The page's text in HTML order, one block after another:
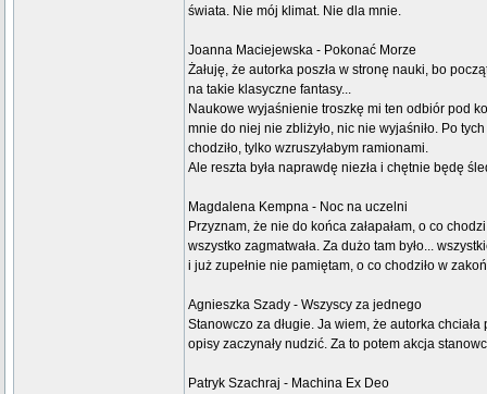
świata. Nie mój klimat. Nie dla mnie.
Joanna Maciejewska - Pokonać Morze
Żałuję, że autorka poszła w stronę nauki, bo
na takie klasyczne fantasy...
Naukowe wyjaśnienie troszkę mi ten odbiór pod
mnie do niej nie zbliżyło, nic nie wyjaśniło. Po
chodziło, tylko wzruszyłabym ramionami.
Ale reszta była naprawdę niezła i chętnie będę
Magdalena Kempna - Noc na uczelni
Przyznam, że nie do końca załapałam, o co
wszystko zagmatwała. Za dużo tam było...
i już zupełnie nie pamiętam, o co chodziło w
Agnieszka Szady - Wszyscy za jednego
Stanowczo za długie. Ja wiem, że autorka
opisy zaczynały nudzić. Za to potem akcja
Patryk Szachraj - Machina Ex Deo